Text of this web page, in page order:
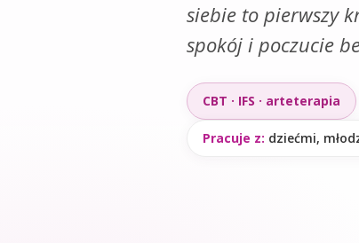
siebie to pierwszy
spokój i poczucie
CBT · IFS · arteterapia
Pracuje z: dziećmi,